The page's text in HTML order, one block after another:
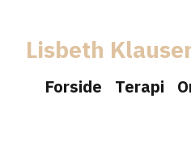
Lisbeth
Forside Terapi